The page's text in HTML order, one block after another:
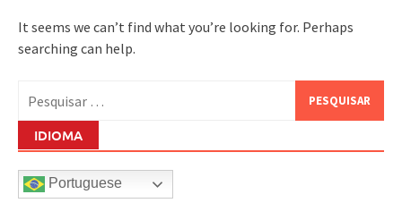
It seems we can’t find what you’re looking for. Perhaps
searching can help.
por:
IDIOMA
Portuguese